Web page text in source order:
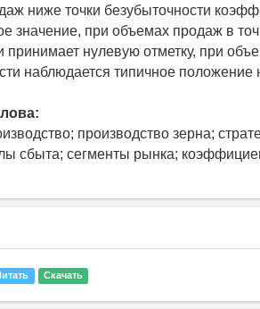
ниже точки безубыточности
значение, при объемах продаж в
принимает нулевую отметку, при
наблюдается типичное положение
производство зерна;
сбыта; сегменты рынка;
Скачать